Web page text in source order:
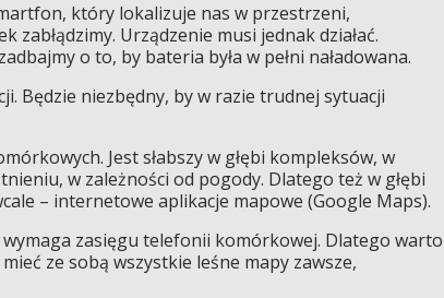
który lokalizuje nas w przestrzeni,
zabłądzimy. Urządzenie musi jednak działać.
o to, by bateria była w pełni naładowana.
Będzie niezbędny, by w razie trudnej sytuacji
Jest słabszy w głębi kompleksów, w
w zależności od pogody. Dlatego też w głębi
– internetowe aplikacje mapowe (Google Maps).
wymaga zasięgu telefonii komórkowej. Dlatego warto
mieć ze sobą wszystkie leśne mapy zawsze,